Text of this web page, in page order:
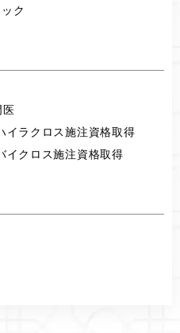
ク
医
イラクロス施注資格取得
イクロス施注資格取得